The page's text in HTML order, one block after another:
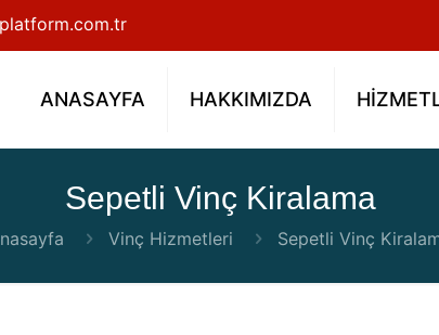
ANASAYFA HAKKIMIZDA
Sepetli Vinç Kiralama
Vinç Hizmetleri Sepetli Vinç